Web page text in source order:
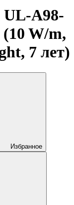
UL-A98-
W/m,
7 лет)
Избранное